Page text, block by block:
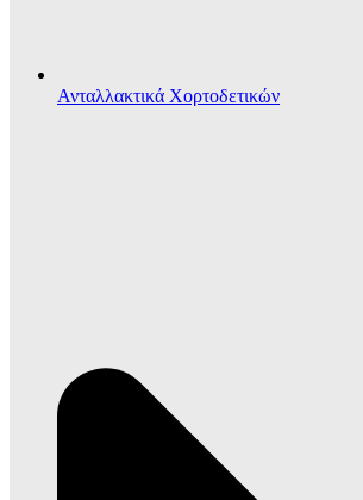
Ανταλλακτικά Χορτοδετικών